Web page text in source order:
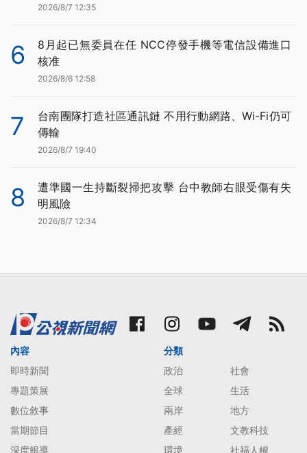
2026/8/7 12:35
6
8月起已無委員在任 NCC停發手機等電信設備進口
核准
2026/8/6 12:58
7
台南團隊打造社區通訊鏈 不用行動網路、Wi-Fi仍可
傳輸
2026/8/7 19:40
8
遭準國一生持斷裂掃把攻擊 台中教師右眼受傷有失
明風險
2026/8/7 12:34
內容
即時新聞
專題策展
數位敘事
當期節目
深度報導
分類
政治
社會
全球
生活
兩岸
地方
產經
文教科技
環境
社福人權